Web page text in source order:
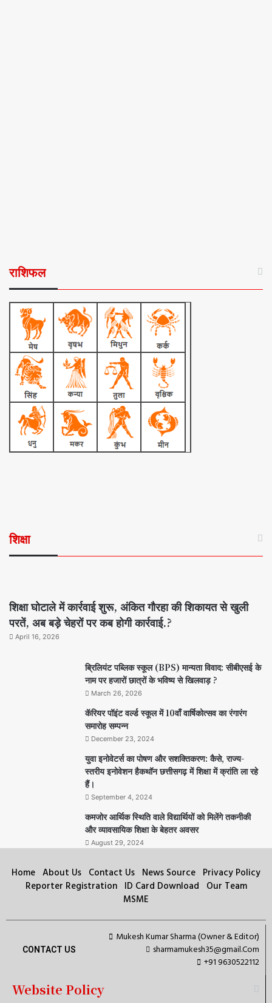
राशिफल
शिक्षा
शिक्षा घोटाले में कार्रवाई शुरू, अंकित गौरहा की शिकायत से खुली
परतें, अब बड़े चेहरों पर कब होगी कार्रवाई.?
April 16, 2026
ब्रिलियंट पब्लिक स्कूल (BPS) मान्यता विवाद: सीबीएसई के
नाम पर हजारों छात्रों के भविष्य से खिलवाड़ ?
March 26, 2026
कॅरियर पॉइंट वर्ल्ड स्कूल में 10वाँ वार्षिकोत्सव का रंगारंग
समारोह सम्पन्न
December 23, 2024
युवा इनोवेटर्स का पोषण और सशक्तिकरण: कैसे, राज्य-
स्तरीय इनोवेशन हैकथॉन छत्तीसगढ़ में शिक्षा में क्रांति ला रहे
हैं।
September 4, 2024
कमजोर आर्थिक स्थिति वाले विद्यार्थियों को मिलेंगे तकनीकी
और व्यावसायिक शिक्षा के बेहतर अवसर
August 29, 2024
Home About Us Contact Us News Source Privacy Policy
Reporter Registration ID Card Download Our Team
MSME
CONTACT US
Mukesh Kumar Sharma (Owner & Editor)
sharmamukesh35@gmail.Com
+91 9630522112
Website Policy